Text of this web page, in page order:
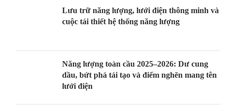
Lưu trữ năng lượng, lưới điện thông minh và
cuộc tái thiết hệ thống năng lượng
Năng lượng toàn cầu 2025–2026: Dư cung
dầu, bứt phá tái tạo và điểm nghẽn mang tên
lưới điện